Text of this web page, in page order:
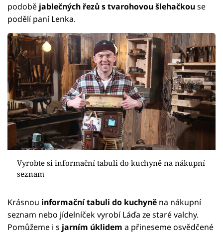
podobě jablečných řezů s tvarohovou šlehačkouse
podělí paní Lenka.
Vyrobte si informační tabuli do kuchyně na nákupní
seznam
Krásnou informační tabuli do kuchyně na nákupní
seznam nebo jídelníček vyrobí Láďa ze staré valchy.
Pomůžeme i s jarním úklidem a přineseme osvědčené